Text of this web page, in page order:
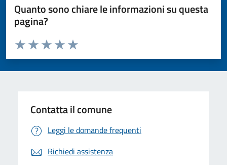
Quanto sono chiare le informazioni su questa
pagina?
Valuta da 1 a 5 stelle la pagina
Valuta 5 stelle su 5
Valuta 4 stelle su 5
Valuta 3 stelle su 5
Valuta 2 stelle su 5
Valuta 1 stelle su 5
Contatta il comune
Leggi le domande frequenti
Richiedi assistenza